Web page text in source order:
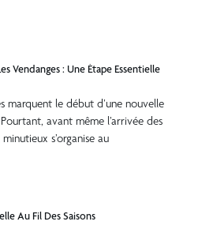
Vendanges : Une Étape Essentielle
marquent le début d’une nouvelle
avant même l’arrivée des
s’organise au
Au Fil Des Saisons